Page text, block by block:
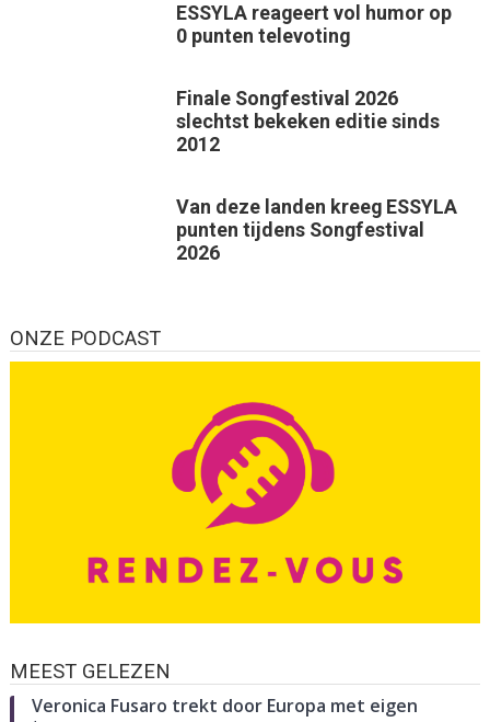
ESSYLA reageert vol humor op
0 punten televoting
Finale Songfestival 2026
slechtst bekeken editie sinds
2012
Van deze landen kreeg ESSYLA
punten tijdens Songfestival
2026
ONZE PODCAST
MEEST GELEZEN
Veronica Fusaro trekt door Europa met eigen